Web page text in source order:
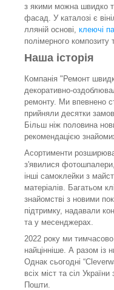
з якими можна швидко
фасад. У каталозі є
лляній основі, клеючі
полімерного композиту
Наша історія
Компанія "Ремонт
декоративно-
ремонту. Ми впевнено
прийняли десятки
Більш ніж половина
рекомендацією
Асортименти
з'явилися фотошпалери,
інші самоклейки з
матеріалів. Багатьом
знайомстві з новими
підтримку, надавали
та у месенджерах.
2022 року ми
найцінніше. А разом із
Однак сьогодні
всіх міст та сіл
Пошти.